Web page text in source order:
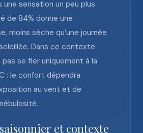
sensation un peu plus
de 84% donne une
moins sèche qu’une journée
Dans ce contexte
se fier uniquement à la
: le confort dépendra
au vent et de
et contexte